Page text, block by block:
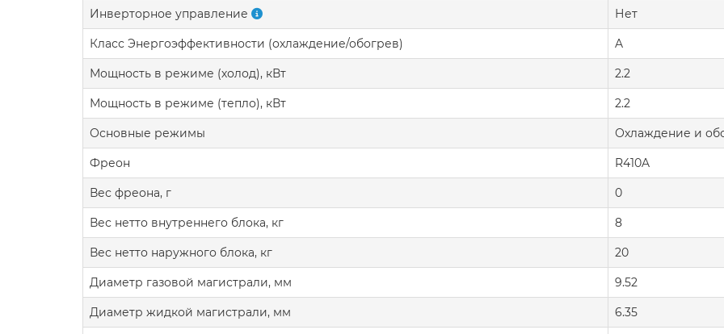
Инверторное управление Нет
Класс Энергоэффективности (охлаждение/обогрев) A
Мощность в режиме (холод), кВт 2.2
Мощность в режиме (тепло), кВт 2.2
Основные режимы Охлаждение и
Фреон R410A
Вес фреона, г 0
Вес нетто внутреннего блока, кг 8
Вес нетто наружного блока, кг 20
Диаметр газовой магистрали, мм 9.52
Диаметр жидкой магистрали, мм 6.35